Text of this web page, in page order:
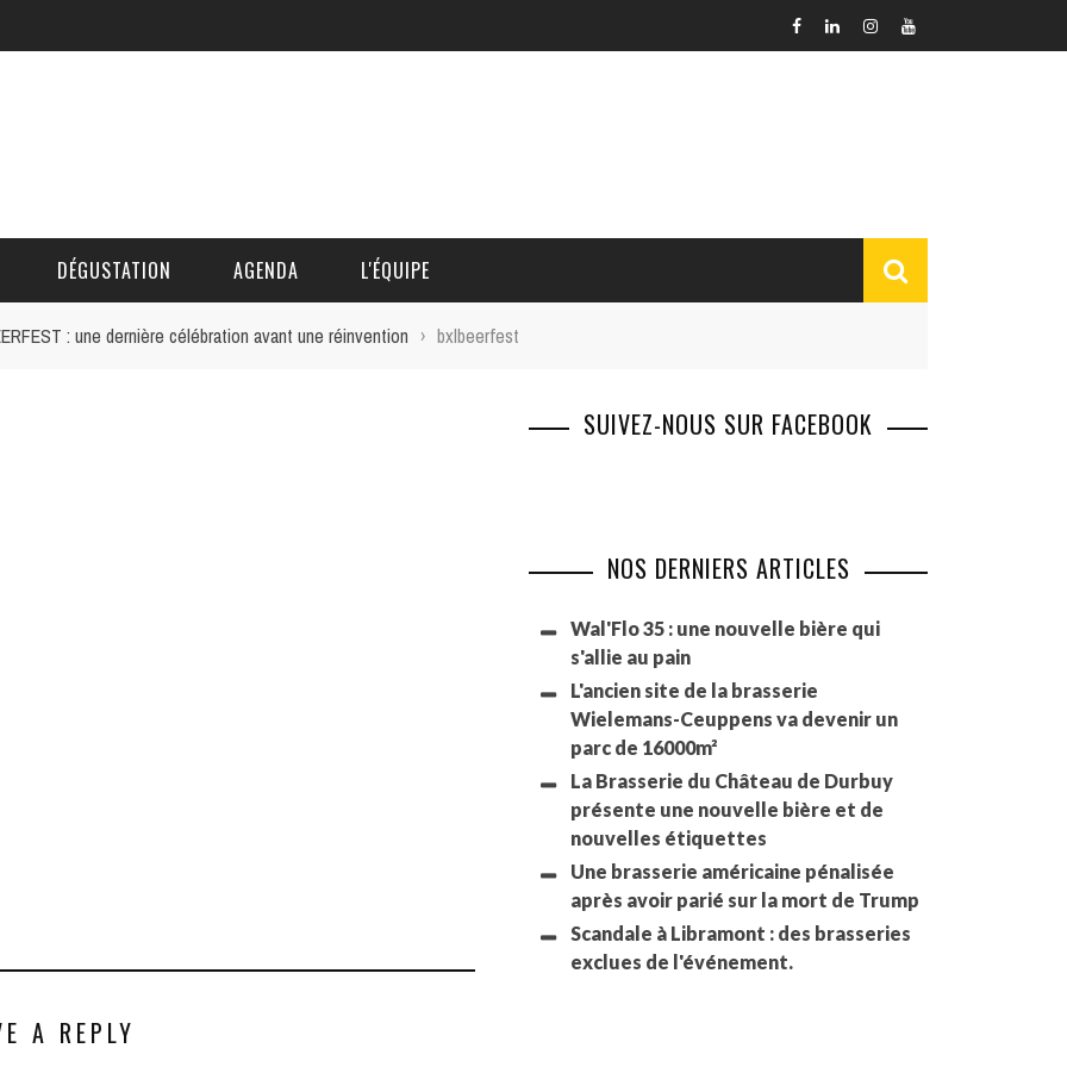
DÉGUSTATION AGENDA L'ÉQUIPE
: une dernière célébration avant une réinvention › bxlbeerfest
A REPLY
SUIVEZ-NOUS SUR FACEBOOK
NOS DERNIERS ARTICLES
Wal'Flo 35 : une nouvelle bière qui
s'allie au pain
L'ancien site de la brasserie
Wielemans-Ceuppens va devenir un
parc de 16000m²
La Brasserie du Château de Durbuy
présente une nouvelle bière et de
nouvelles étiquettes
Une brasserie américaine pénalisée
après avoir parié sur la mort de Trump
Scandale à Libramont : des brasseries
exclues de l'événement.